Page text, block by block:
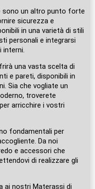
sono un altro punto forte
sicurezza e
in una varietà di stili
personali e integrarsi
interni.
una vasta scelta di
e pareti, disponibili in
Sia che vogliate un
troverete
arricchire i vostri
fondamentali per
Da noi
e accessori che
di realizzare gli
ai nostri Materassi di